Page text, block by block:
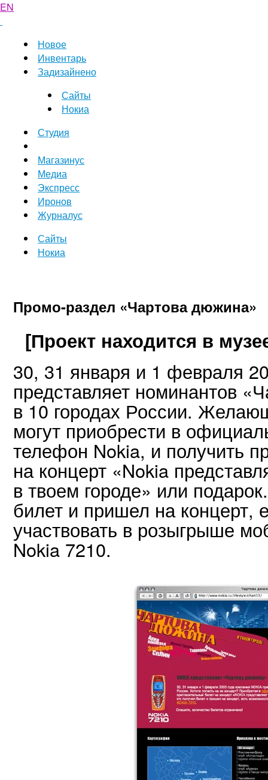
EN
Новое
Инвентарь
Задизайнено
Сайты
Нокиа
Студия
Магазинус
Медиа
Экспресс
Иронов
Журналус
Сайты
Нокиа
Промо-раздел «Чартова дюжина»
[Проект находится в
30, 31 января и 1 февраля
представляет номинантов
в 10 городах России.
могут приобрести в
телефон Nokia, и получить
на концерт «Nokia
в твоем городе» или
билет и пришел на концерт,
участвовать в розыгрыше
Nokia 7210.